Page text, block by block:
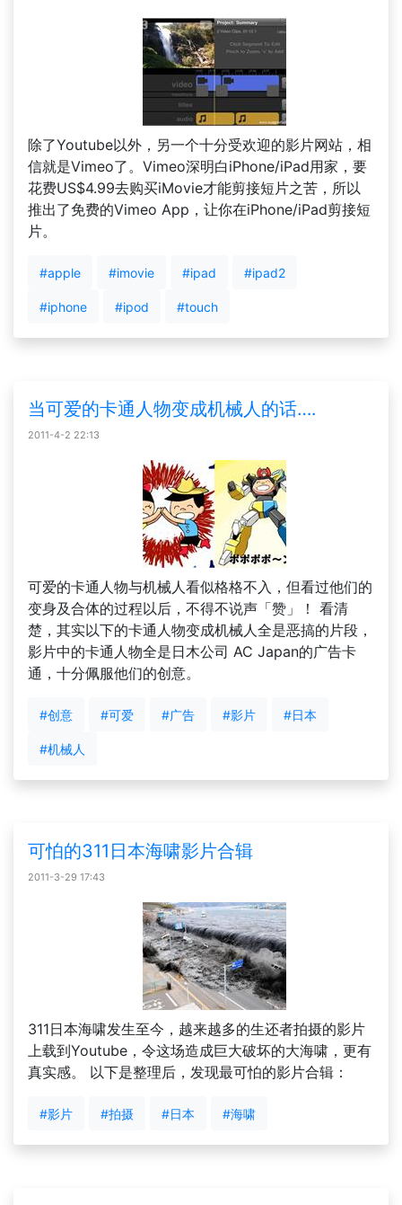
除了Youtube以外，另一个十分受欢迎的影片网站，相
信就是Vimeo了。Vimeo深明白iPhone/iPad用家，要
花费US$4.99去购买iMovie才能剪接短片之苦，所以
推出了免费的Vimeo App，让你在iPhone/iPad剪接短
片。
#apple #imovie #ipad #ipad2
#iphone #ipod #touch
当可爱的卡通人物变成机械人的话….
2011-4-2 22:13
可爱的卡通人物与机械人看似格格不入，但看过他们的
变身及合体的过程以后，不得不说声「赞」！ 看清
楚，其实以下的卡通人物变成机械人全是恶搞的片段，
影片中的卡通人物全是日木公司 AC Japan的广告卡
通，十分佩服他们的创意。
#创意 #可爱 #广告 #影片 #日本
#机械人
可怕的311日本海啸影片合辑
2011-3-29 17:43
311日本海啸发生至今，越来越多的生还者拍摄的影片
上载到Youtube，令这场造成巨大破坏的大海啸，更有
真实感。 以下是整理后，发现最可怕的影片合辑：
#影片 #拍摄 #日本 #海啸